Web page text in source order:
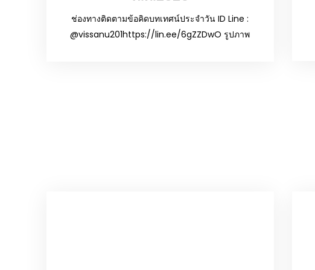
ช่องทางติดตามข้อคิดบทเทศน์ประจำวัน ID Line :
@vissanu201https://lin.ee/6gZZDwO รูปภาพ